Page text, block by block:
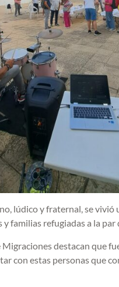
lúdico y fraternal, se
y familias refugiadas a la
destacan que
con estas personas que